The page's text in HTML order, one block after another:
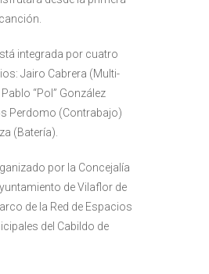
integrada por cuatro
Jairo Cabrera (Multi-
“Pol” González
Perdomo (Contrabajo)
(Batería).
por la Concejalía
de Vilaflor de
de la Red de Espacios
del Cabildo de